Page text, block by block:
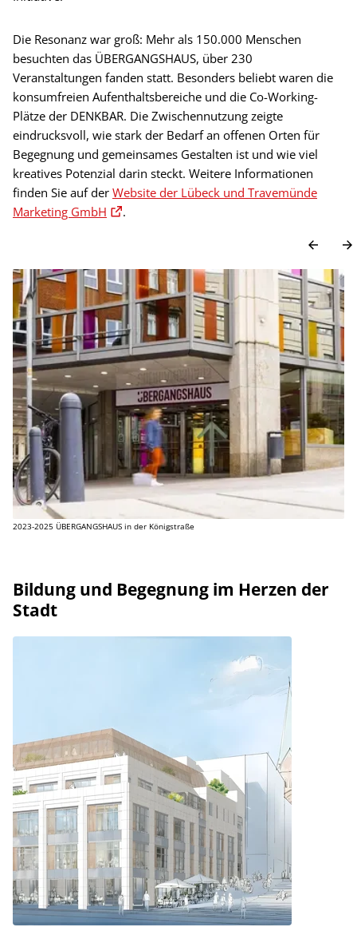
Die Resonanz war groß: Mehr als 150.000 Menschen
besuchten das ÜBERGANGSHAUS, über 230
Veranstaltungen fanden statt. Besonders beliebt waren die
konsumfreien Aufenthaltsbereiche und die Co-Working-
Plätze der DENKBAR. Die Zwischennutzung zeigte
eindrucksvoll, wie stark der Bedarf an offenen Orten für
Begegnung und gemeinsames Gestalten ist und wie viel
kreatives Potenzial darin steckt. Weitere Informationen
finden Sie auf der Website der Lübeck und Travemünde
Marketing GmbH
.
2023-2025 ÜBERGANGSHAUS in der Königstraße
Bildung und Begegnung im Herzen der
Stadt